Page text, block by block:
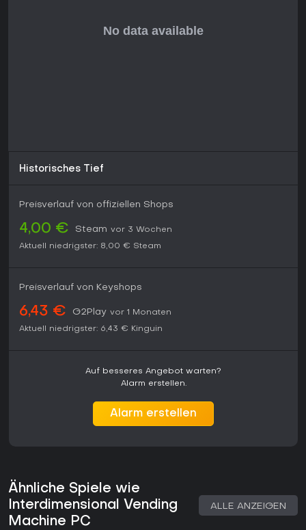
Historisches Tief
Preisverlauf von offiziellen Shops
4,00 € Steam vor 3 Wochen
Aktuell niedrigster: 8,00 € Steam
Preisverlauf von Keyshops
6,43 € G2Play vor 1 Monaten
Aktuell niedrigster: 6,43 € Kinguin
Auf besseres Angebot warten?
Alarm erstellen.
Alarm erstellen
Ähnliche Spiele wie
Interdimensional Vending
Machine PC
ALLE ANZEIGEN